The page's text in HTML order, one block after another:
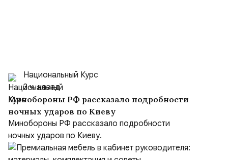
Национальный Курс
3 ч. назад
Минобороны РФ рассказало подробности
ночных ударов по Киеву
Минобороны РФ рассказало подробности
ночных ударов по Киеву.